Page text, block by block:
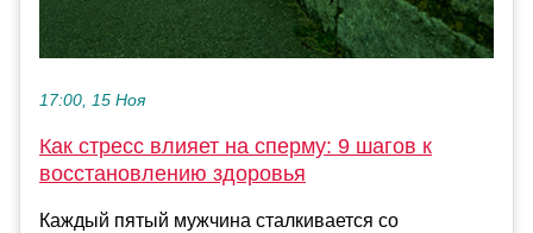
17:00, 15 Ноя
Как стресс влияет на сперму: 9 шагов к
восстановлению здоровья
Каждый пятый мужчина сталкивается со